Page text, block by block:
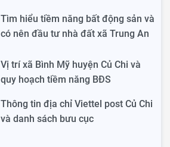
Tìm hiểu tiềm năng bất động sản và
có nên đầu tư nhà đất xã Trung An
Vị trí xã Bình Mỹ huyện Củ Chi và
quy hoạch tiềm năng BĐS
Thông tin địa chỉ Viettel post Củ Chi
và danh sách bưu cục